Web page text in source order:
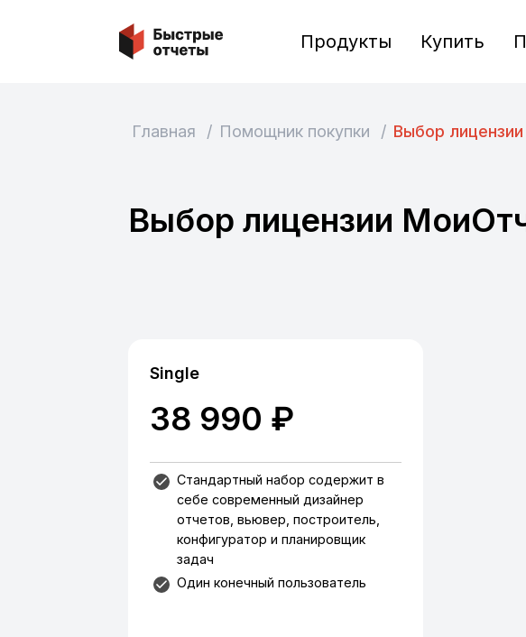
Быстрые отчеты Продукты Купить
Главная / Помощник покупки / Выбор лицензии
Выбор лицензии
Single
38 990 ₽
Стандартный набор содержит в
себе современный дизайнер
отчетов, вьювер, построитель,
конфигуратор и планировщик
задач
Один конечный пользователь